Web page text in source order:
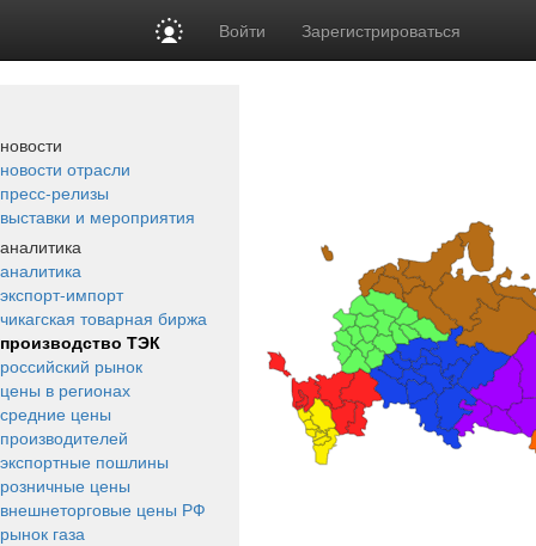
Войти Зарегистрироваться
новости
новости отрасли
пресс-релизы
выставки и мероприятия
аналитика
аналитика
экспорт-импорт
чикагская товарная биржа
производство ТЭК
российский рынок
цены в регионах
средние цены
производителей
экспортные пошлины
розничные цены
внешнеторговые цены РФ
рынок газа